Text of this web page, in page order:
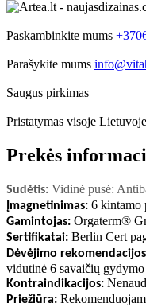
Paskambinkite mums
Parašykite mums
Saugus pirkimas
Pristatymas visoje Lietuvoje
Prekės
Sudėtis: Vidinė pusė:
Įmagnetinimas: 6 kintamo
Gamintojas: Orgaterm®
Sertifikatai: Berlin Cert
Dėvėjimo
vidutinė 6 savaičių
Kontraindikacijos:
Priežiūra: